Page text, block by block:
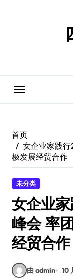
首页
女企业家践
极发展经贸合作
未分类
女企业
峰会 率
经贸合作
由 admin 10